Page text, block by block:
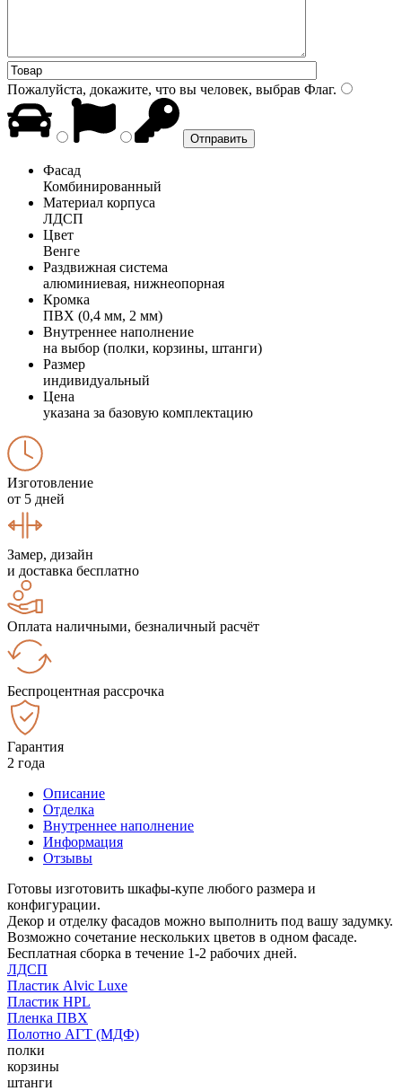
Пожалуйста, докажите, что вы человек, выбрав Флаг.
Фасад
Комбинированный
Материал корпуса
ЛДСП
Цвет
Венге
Раздвижная система
алюминиевая, нижнеопорная
Кромка
ПВХ (0,4 мм, 2 мм)
Внутреннее наполнение
на выбор (полки, корзины, штанги)
Размер
индивидуальный
Цена
указана за базовую комплектацию
Изготовление
от 5 дней
Замер, дизайн
и доставка бесплатно
Оплата наличными, безналичный расчёт
Беспроцентная рассрочка
Гарантия
2 года
Описание
Отделка
Внутреннее наполнение
Информация
Отзывы
Готовы изготовить шкафы-купе любого размера и
конфигурации.
Декор и отделку фасадов можно выполнить под вашу задумку.
Возможно сочетание нескольких цветов в одном фасаде.
Бесплатная сборка в течение 1-2 рабочих дней.
ЛДСП
Пластик Alvic Luxe
Пластик HPL
Пленка ПВХ
Полотно АГТ (МДФ)
полки
корзины
штанги